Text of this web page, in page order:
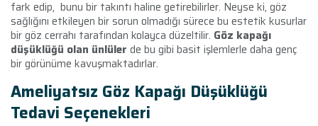
fark edip, bunu bir takıntı haline getirebilirler. Neyse ki, göz
sağlığını etkileyen bir sorun olmadığı sürece bu estetik kusurlar
bir göz cerrahı tarafından kolayca düzeltilir. Göz kapağı
düşüklüğü olan ünlüler de bu gibi basit işlemlerle daha genç
bir görünüme kavuşmaktadırlar.
Ameliyatsız Göz Kapağı Düşüklüğü
Tedavi Seçenekleri